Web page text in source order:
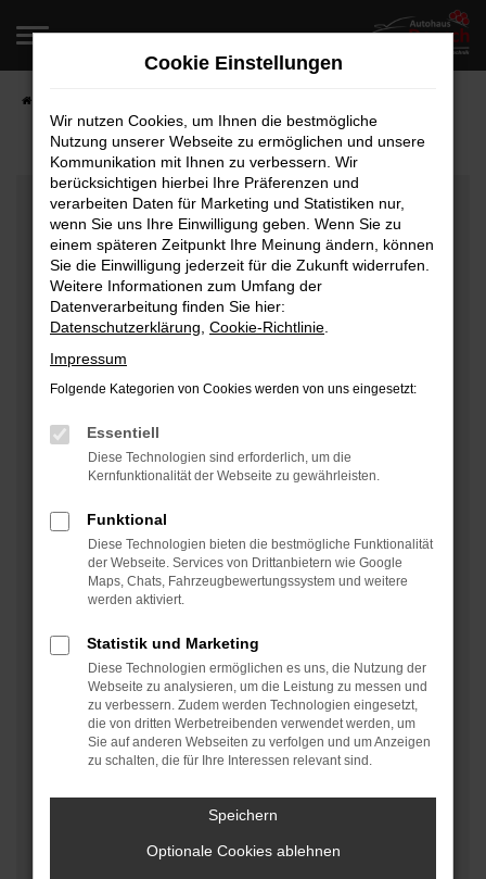
Zum
springen
Fehler: Network Error
Beim Laden ist ein Fehler aufgetreten.
Hier sind ein paar Tipps, die dir helfen können:
Überprüfe deine Firewall und deine
Internetverbindung.
Laden andere Webseiten, zum Beispiel deine
Manche Erweiterungen, wie Werbeblocker, können
das Laden bestimmter Seiten verhindern.
Funktioniert die Seite in einem anderen Browser
Starte dein Gerät neu.
Das kann manchmal helfen, vorübergehende
Probleme zu beheben.
Betriebssystem auf dem neuesten Stand sind.
Veraltete Software birgt nicht nur ein
Sicherheitsrisiko, sondern kann auch dazu führen,
dass bestimmte Funktionen nicht mehr unterstützt
werden.
Wende dich an den Webseitenbetreiber.
Wenn du alle oben genannten Schritte versucht hast,
kontaktiere uns bitte. Wir werden versuchen, das
Problem zu beheben. Du kannst uns diesen Text
schicken, um uns bei der Fehlersuche zu
Cookie Einstellungen
Wir nutzen Cookies, um Ihnen die bestmögliche
Nutzung unserer Webseite zu ermöglichen und unsere
Kommunikation mit Ihnen zu verbessern. Wir
berücksichtigen hierbei Ihre Präferenzen und
verarbeiten Daten für Marketing und Statistiken nur,
wenn Sie uns Ihre Einwilligung geben. Wenn Sie zu
einem späteren Zeitpunkt Ihre Meinung ändern, können
Sie die Einwilligung jederzeit für die Zukunft widerrufen.
Weitere Informationen zum Umfang der
Datenverarbeitung finden Sie hier:
Datenschutzerklärung Cookie-Richtlinie
Impressum
Folgende Kategorien von Cookies werden von uns eingesetzt:
Essentiell
Diese Technologien sind erforderlich, um die
Kernfunktionalität der Webseite zu gewährleisten.
Funktional
Diese Technologien bieten die bestmögliche Funktionalität
der Webseite. Services von Drittanbietern wie Google
Maps, Chats, Fahrzeugbewertungssystem und weitere
werden aktiviert.
Statistik und Marketing
Diese Technologien ermöglichen es uns, die Nutzung der
Webseite zu analysieren, um die Leistung zu messen und
zu verbessern. Zudem werden Technologien eingesetzt,
die von dritten Werbetreibenden verwendet werden, um
Sie auf anderen Webseiten zu verfolgen und um Anzeigen
zu schalten, die für Ihre Interessen relevant sind.
Speichern
Optionale Cookies ablehnen